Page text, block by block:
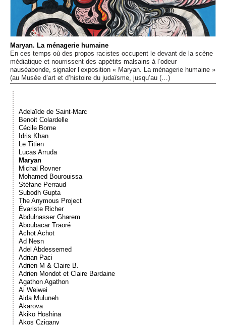
Événements
Sacré
Maryan. La ménagerie humaine
En ces temps où des propos racistes occupent le devant de la scène
médiatique et nourrissent des appétits malsains à l’odeur
nauséabonde, signaler l’exposition « Maryan. La ménagerie humaine »
(au Musée d’art et d’histoire du judaïsme, jusqu’au (…)
Adelaïde de Saint-Marc
Benoit Colardelle
Cécile Borne
Idris Khan
Le Titien
Lucas Arruda
Maryan
Michal Rovner
Mohamed Bourouissa
Stéfane Perraud
Subodh Gupta
The Anymous Project
Évariste Richer
Abdulnasser Gharem
Aboubacar Traoré
Achot Achot
Ad Nesn
Adel Abdessemed
Adrian Paci
Adrien M & Claire B.
Adrien Mondot et Claire Bardaine
Agathon Agathon
Ai Weiwei
Aida Muluneh
Akarova
Akiko Hoshina
Akos Czigany